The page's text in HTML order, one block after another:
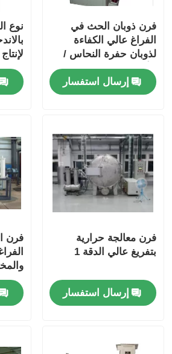
فرن ذوبان الحث في
الفراغ عالي الكفاءة
لذوبان حفرة النحاس /
الألومنيوم
إرسال استفسار
نوع
فرن معالجة حرارية
بتفريغ عالي الدقة 1
إرسال استفسار
فرن